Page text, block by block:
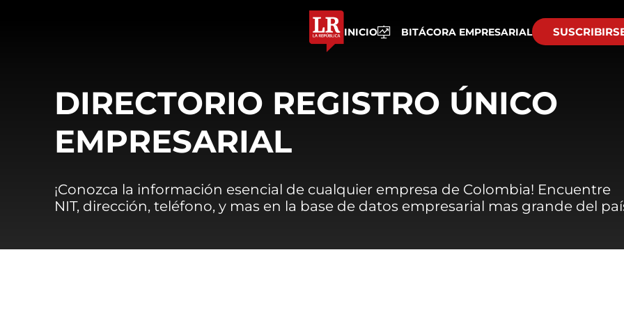
INICIO BITÁCORA EMPRESARIAL
DIRECTORIO REGISTRO ÚNICO
EMPRESARIAL
¡Conozca la información esencial de cualquier empresa de Colombia! Encuentre
NIT, dirección, teléfono, y mas en la base de datos empresarial mas grande del